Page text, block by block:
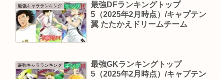
最強キャラランキング
最強DFランキングトップ
5（2025年2月時点）/キャプテン
翼 たたかえドリームチーム
最強キャラランキング
最強GKランキングトップ
5（2025年2月時点）/キャプテン